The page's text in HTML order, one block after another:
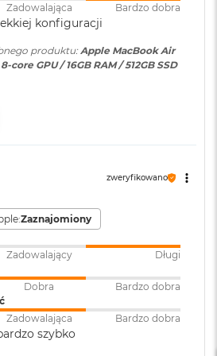
wyświetlaczy zewnętrznych:
natywnej rozdzielczości do 8K przy 60
lub 4K przy 240 Hz
wyświetlaczy zewnętrznych przez
obrazu na wbudowanym wyświetlaczu
obsługują natywną szybkość
macOS
otoczenia
Aluminium
Północ
Zadowalająca Bardzo dobra
konfiguracji
produktu: Apple MacBook Air
core GPU / 16GB RAM / 512GB SSD
zweryfikowano
Zaznajomiony
Zadowalający
Długi
Dobra
Bardzo dobra
Zadowalająca Bardzo dobra
szybko